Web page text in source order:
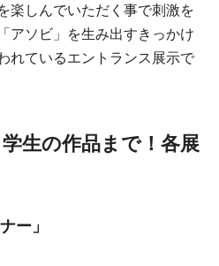
楽しんでいただく事で刺激を
アソビ」を生み出すきっかけ
れているエントランス展示で
生の作品まで！各展
ー」